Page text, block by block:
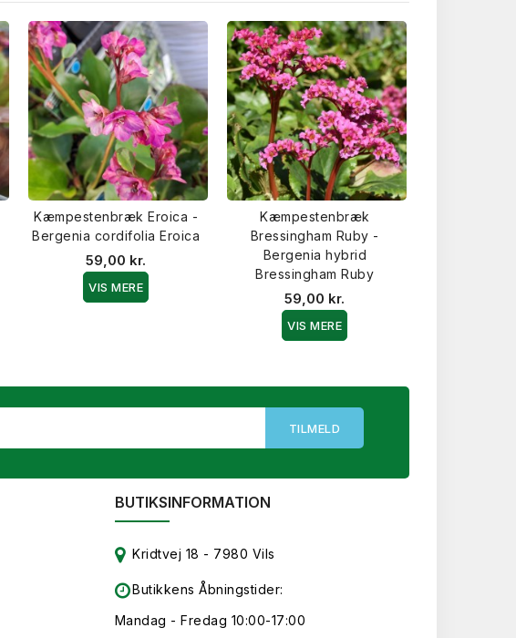
Kæmpestenbræk Eroica -
Bergenia cordifolia Eroica
59,00 kr.
VIS MERE
Kæmpestenbræk
Bressingham Ruby -
Bergenia hybrid
Bressingham Ruby
59,00 kr.
VIS MERE
BUTIKSINFORMATION
Kridtvej 18 - 7980 Vils
Butikkens Åbningstider:
Mandag - Fredag 10:00-17:00